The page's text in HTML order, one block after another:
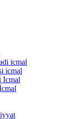
icmal
icmal
İcmal